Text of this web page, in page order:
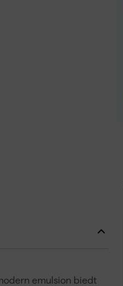
emulsion biedt